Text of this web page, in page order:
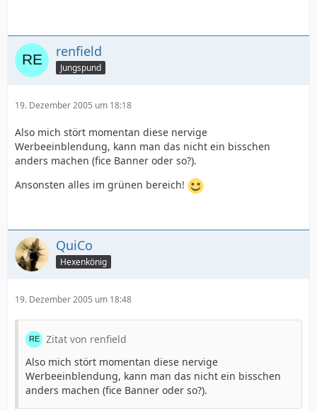
renfield
Jungspund
19. Dezember 2005 um 18:18
Also mich stört momentan diese nervige
Werbeeinblendung, kann man das nicht ein bisschen
anders machen (fice Banner oder so?).
Ansonsten alles im grünen bereich!
QuiCo
Hexenkönig
19. Dezember 2005 um 18:48
Zitat von renfield
Also mich stört momentan diese nervige
Werbeeinblendung, kann man das nicht ein bisschen
anders machen (fice Banner oder so?).